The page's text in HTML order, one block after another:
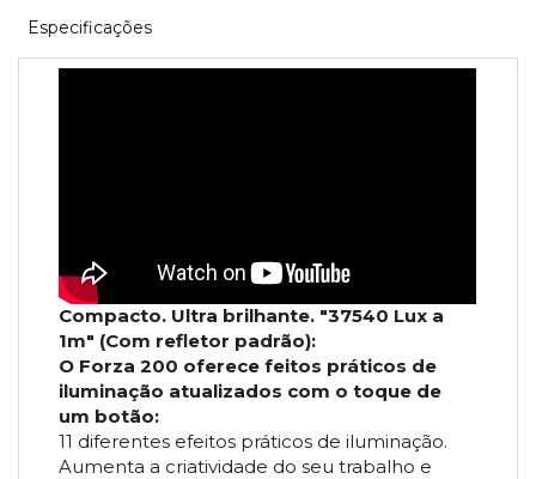
Especificações
Compacto. Ultra brilhante. "37540 Lux a
1m" (Com refletor padrão):
O Forza 200 oferece feitos práticos de
iluminação atualizados com o toque de
um botão:
11 diferentes efeitos práticos de iluminação.
Aumenta a criatividade do seu trabalho e